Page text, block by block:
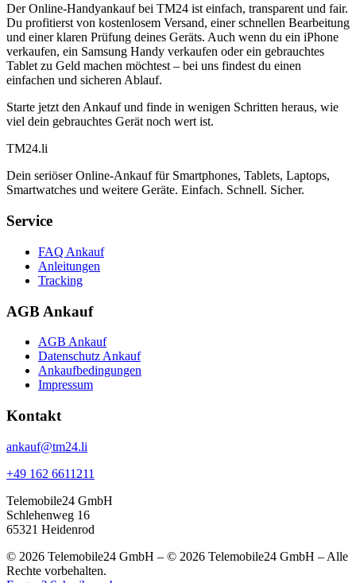
Der Online-Handyankauf bei TM24 ist einfach, transparent und fair.
Du profitierst von kostenlosem Versand, einer schnellen Bearbeitung
und einer klaren Prüfung deines Geräts. Auch wenn du ein iPhone
verkaufen, ein Samsung Handy verkaufen oder ein gebrauchtes
Tablet zu Geld machen möchtest – bei uns findest du einen
einfachen und sicheren Ablauf.
Starte jetzt den Ankauf und finde in wenigen Schritten heraus, wie
viel dein gebrauchtes Gerät noch wert ist.
TM24.li
Dein seriöser Online-Ankauf für Smartphones, Tablets, Laptops,
Smartwatches und weitere Geräte. Einfach. Schnell. Sicher.
Service
FAQ Ankauf
Anleitungen
Tracking
AGB Ankauf
AGB Ankauf
Datenschutz Ankauf
Ankaufbedingungen
Impressum
Kontakt
ankauf@tm24.li
+49 162 6611211
Telemobile24 GmbH
Schlehenweg 16
65321 Heidenrod
© 2026 Telemobile24 GmbH – © 2026 Telemobile24 GmbH – Alle
Rechte vorbehalten.